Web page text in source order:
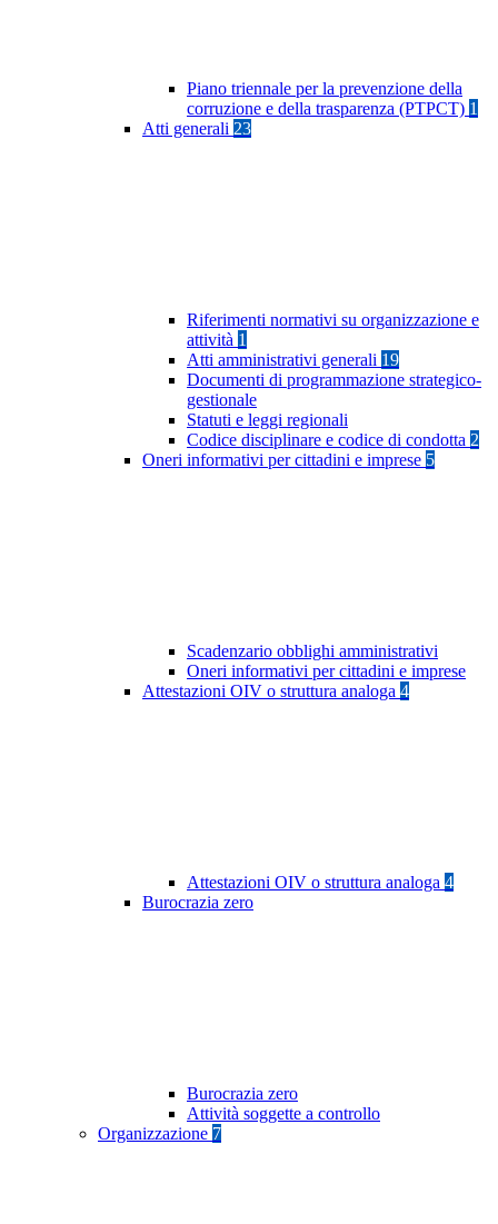
Piano triennale per la prevenzione della
corruzione e della trasparenza (PTPCT) 1
Atti generali 23
Riferimenti normativi su organizzazione e
attività 1
Atti amministrativi generali 19
Documenti di programmazione strategico-
gestionale
Statuti e leggi regionali
Codice disciplinare e codice di condotta 2
Oneri informativi per cittadini e imprese 5
Scadenzario obblighi amministrativi
Oneri informativi per cittadini e imprese
Attestazioni OIV o struttura analoga 4
Attestazioni OIV o struttura analoga 4
Burocrazia zero
Burocrazia zero
Attività soggette a controllo
Organizzazione 7